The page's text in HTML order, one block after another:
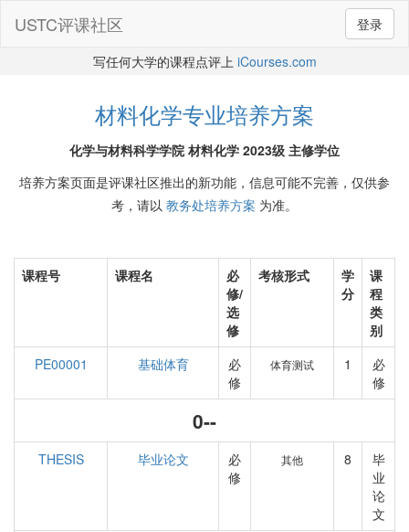
登录
USTC评课社区
写任何大学的课程点评上 iCourses.com
材料化学专业培养方案
化学与材料科学学院 材料化学 2023级 主修学位
培养方案页面是评课社区推出的新功能，信息可能不完善，仅供参
考，请以 教务处培养方案 为准。
课程号 课程名
必
修/
选
修
考核形式
学
分
课
程
类
别
PE00001
基础体育
必
修
体育测试 1
必
修
0--
THESIS 毕业论文
必
修
其他 8
毕
业
论
文